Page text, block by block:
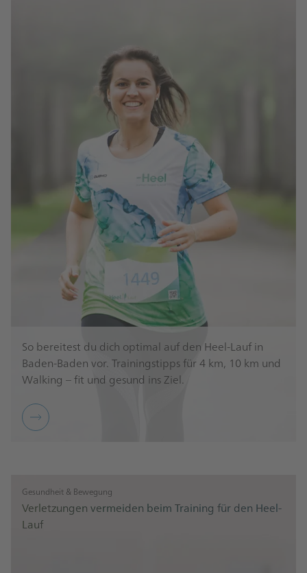
So bereitest du dich optimal auf den Heel-Lauf in
Baden-Baden vor. Trainingstipps für 4 km, 10 km und
Walking – fit und gesund ins Ziel.
Gesundheit & Bewegung
Verletzungen vermeiden beim Training für den Heel-
Lauf